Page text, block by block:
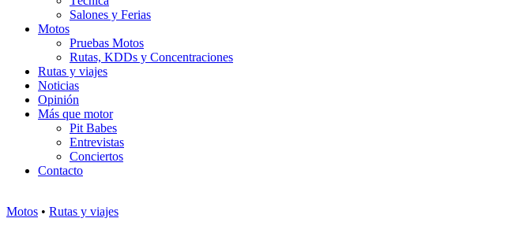
Salones y Ferias
Motos
Pruebas Motos
Rutas, KDDs y Concentraciones
Rutas y viajes
Noticias
Opinión
Más que motor
Pit Babes
Entrevistas
Conciertos
Contacto
Motos • Rutas y viajes